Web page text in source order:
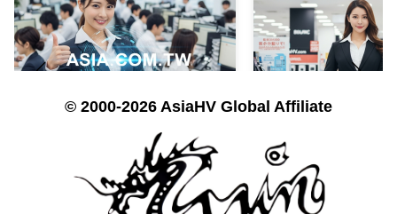
© 2000-2026 AsiaHV Global Affiliate